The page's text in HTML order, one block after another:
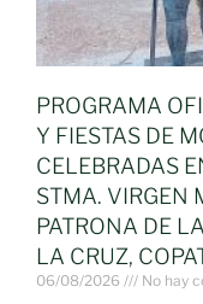
PROGRAMA
Y FIESTAS DE
CELEBRADAS
STMA. VIRGEN
PATRONA DE
LA CRUZ,
06/08/2026 No hay